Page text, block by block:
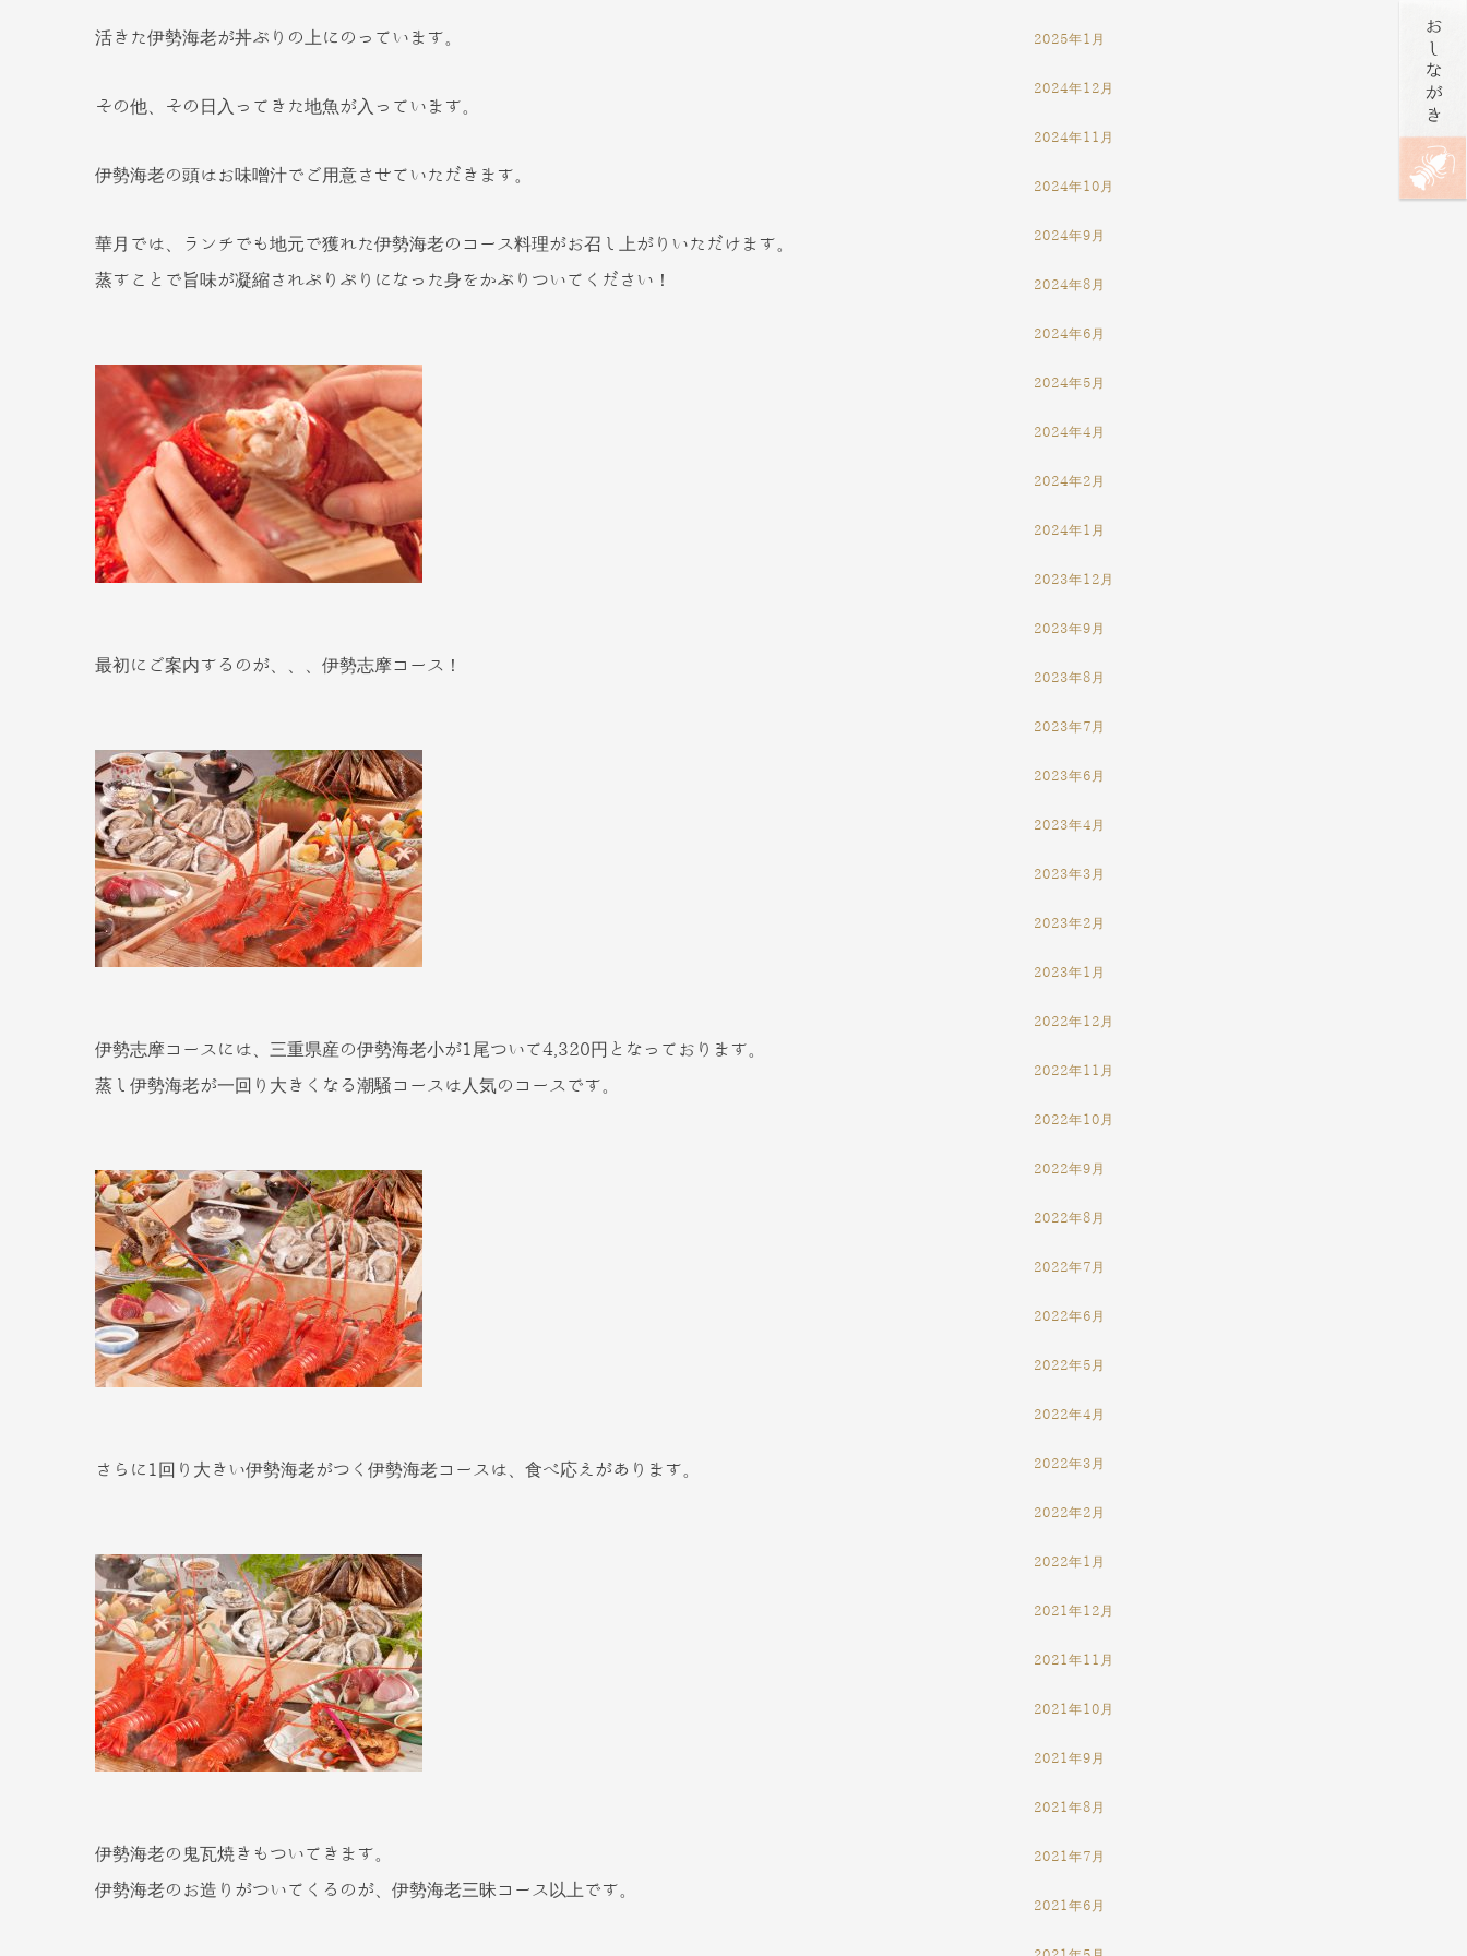
活きた伊勢海老が丼ぶりの上にのっています。
その他、その日入ってきた地魚が入っています。
伊勢海老の頭はお味噌汁でご用意させていただきます。
華月では、ランチでも地元で獲れた伊勢海老のコース料理がお召し上がりいただけます。
蒸すことで旨味が凝縮されぷりぷりになった身をかぶりついてください！
最初にご案内するのが、、、伊勢志摩コース！
伊勢志摩コースには、三重県産の伊勢海老小が1尾ついて4,320円となっております。
蒸し伊勢海老が一回り大きくなる潮騒コースは人気のコースです。
さらに1回り大きい伊勢海老がつく伊勢海老コースは、食べ応えがあります。
伊勢海老の鬼瓦焼きもついてきます。
伊勢海老のお造りがついてくるのが、伊勢海老三昧コース以上です。
2025年1月
2024年12月
2024年11月
2024年10月
2024年9月
2024年8月
2024年6月
2024年5月
2024年4月
2024年2月
2024年1月
2023年12月
2023年9月
2023年8月
2023年7月
2023年6月
2023年4月
2023年3月
2023年2月
2023年1月
2022年12月
2022年11月
2022年10月
2022年9月
2022年8月
2022年7月
2022年6月
2022年5月
2022年4月
2022年3月
2022年2月
2022年1月
2021年12月
2021年11月
2021年10月
2021年9月
2021年8月
2021年7月
2021年6月